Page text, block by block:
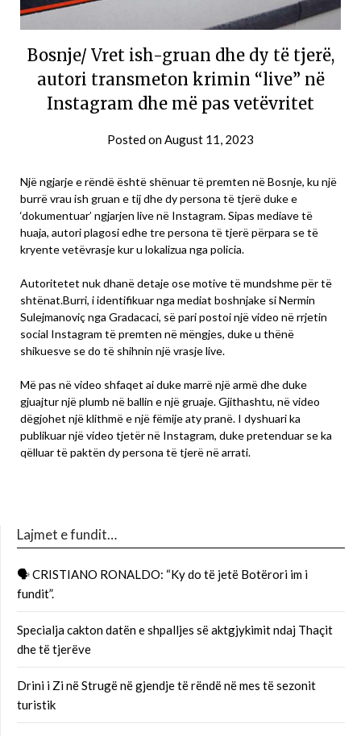
Bosnje/ Vret ish-gruan dhe dy të tjerë,
autori transmeton krimin “live” në
Instagram dhe më pas vetëvritet
Posted onAugust 11, 2023
Një ngjarje e rëndë është shënuar të premten në Bosnje, ku një
burrë vrau ish gruan e tij dhe dy persona të tjerë duke e
‘dokumentuar’ ngjarjen live në Instagram. Sipas mediave të
huaja, autori plagosi edhe tre persona të tjerë përpara se të
kryente vetëvrasje kur u lokalizua nga policia.
Autoritetet nuk dhanë detaje ose motive të mundshme për të
shtënat.Burri, i identifikuar nga mediat boshnjake si Nermin
Sulejmanoviç nga Gradacaci, së pari postoi një video në rrjetin
social Instagram të premten në mëngjes, duke u thënë
shikuesve se do të shihnin një vrasje live.
Më pas në video shfaqet ai duke marrë një armë dhe duke
gjuajtur një plumb në ballin e një gruaje. Gjithashtu, në video
dëgjohet një klithmë e një fëmije aty pranë. I dyshuari ka
publikuar një video tjetër në Instagram, duke pretenduar se ka
qëlluar të paktën dy persona të tjerë në arrati.
Lajmet e fundit…
🗣 CRISTIANO RONALDO: “Ky do të jetë Botërori im i
fundit”.
Specialja cakton datën e shpalljes së aktgjykimit ndaj Thaçit
dhe të tjerëve
Drini i Zi në Strugë në gjendje të rëndë në mes të sezonit
turistik